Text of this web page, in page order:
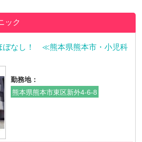
ック
ぼなし！ ≪熊本県熊本市・小児科
勤務地：
熊本県熊本市東区新外4-6-8